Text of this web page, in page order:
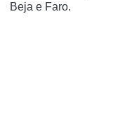
Beja e Faro.